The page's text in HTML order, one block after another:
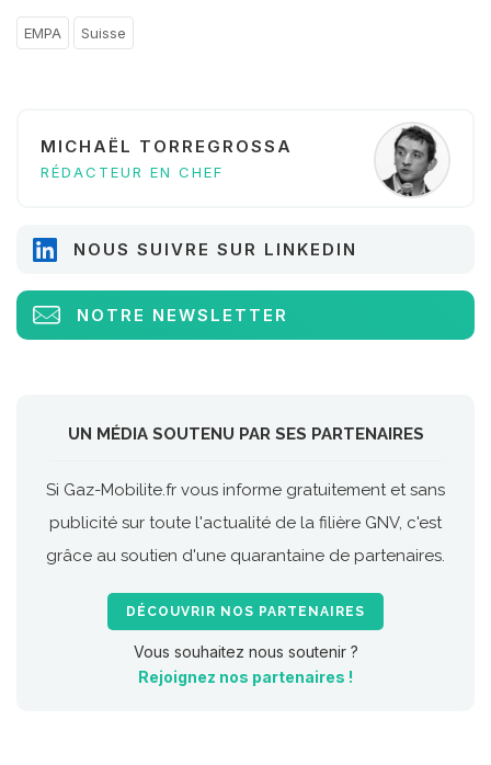
EMPA Suisse
MICHAËL TORREGROSSA
RÉDACTEUR EN CHEF
NOUS SUIVRE SUR LINKEDIN
NOTRE NEWSLETTER
UN MÉDIA SOUTENU PAR SES PARTENAIRES
Si Gaz-Mobilite.fr vous informe gratuitement et sans
publicité sur toute l'actualité de la filière GNV, c'est
grâce au soutien d'une quarantaine de partenaires.
DÉCOUVRIR NOS PARTENAIRES
Vous souhaitez nous soutenir ?
Rejoignez nos partenaires !